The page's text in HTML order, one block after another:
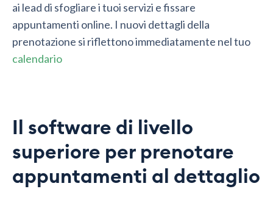
ai lead di sfogliare i tuoi servizi e fissare
appuntamenti online. I nuovi dettagli della
prenotazione si riflettono immediatamente nel tuo
calendario
Il software di livello
superiore per prenotare
appuntamenti al dettaglio